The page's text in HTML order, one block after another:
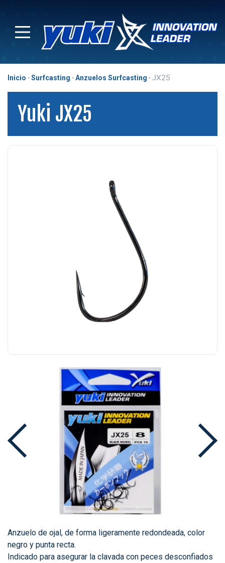
Inicio Surfcasting Anzuelos Surfcasting JX25
Yuki JX25
Anzuelo de ojal, de forma ligeramente redondeada, color
negro y punta recta.
Indicado para asegurar la clavada con peces desconfiados